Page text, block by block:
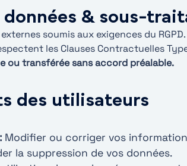
& sous-
soumis aux exigences du RGPD.
les Clauses Contractuelles
ou transférée sans accord préalable.
des utilisateurs
Modifier ou corriger vos
la suppression de vos données.